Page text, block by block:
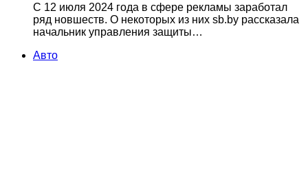
С 12 июля 2024 года в сфере рекламы заработал
ряд новшеств. О некоторых из них sb.by рассказала
начальник управления защиты…
Авто